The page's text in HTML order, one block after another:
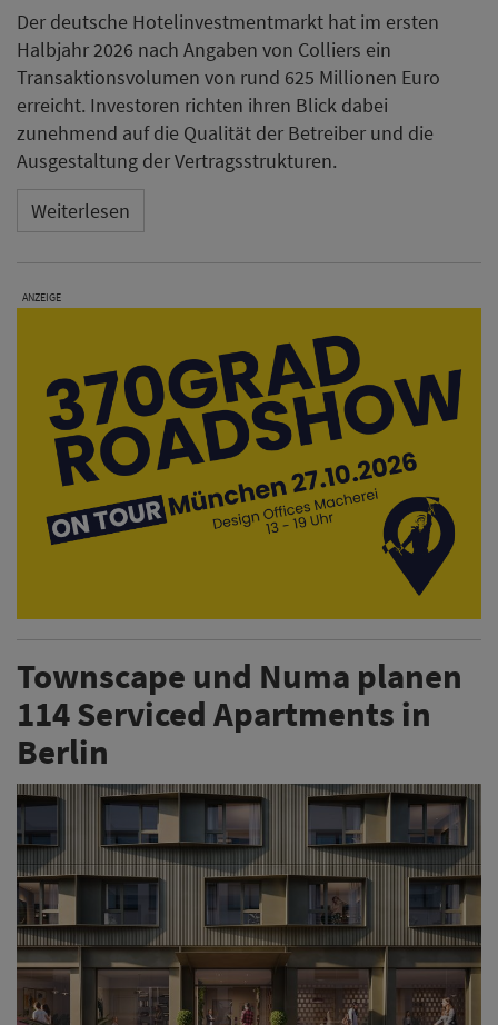
Der deutsche Hotelinvestmentmarkt hat im ersten
Halbjahr 2026 nach Angaben von Colliers ein
Transaktionsvolumen von rund 625 Millionen Euro
erreicht. Investoren richten ihren Blick dabei
zunehmend auf die Qualität der Betreiber und die
Ausgestaltung der Vertragsstrukturen.
Weiterlesen
ANZEIGE
Townscape und Numa planen
114 Serviced Apartments in
Berlin